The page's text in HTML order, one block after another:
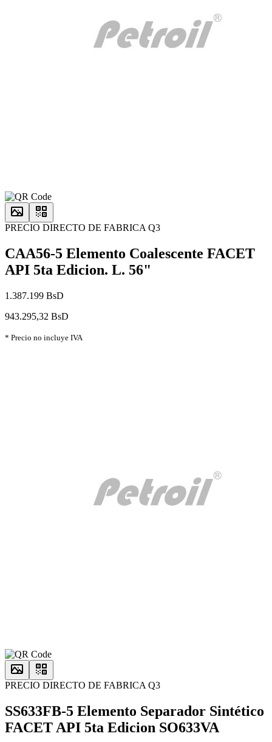
PRECIO DIRECTO DE FABRICA Q3
CAA56-5 Elemento Coalescente FACET
API 5ta Edicion. L. 56"
1.387.199 BsD
943.295,32 BsD
* Precio no incluye IVA
PRECIO DIRECTO DE FABRICA Q3
SS633FB-5 Elemento Separador Sintético
FACET API 5ta Edicion SO633VA